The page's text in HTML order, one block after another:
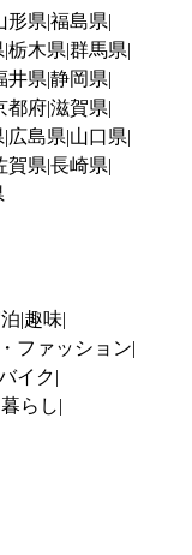
形県 福島県
栃木県 群馬県
井県 静岡県
都府滋賀県
広島県 山口県
賀県 長崎県
趣味
ファッション
イク
暮らし